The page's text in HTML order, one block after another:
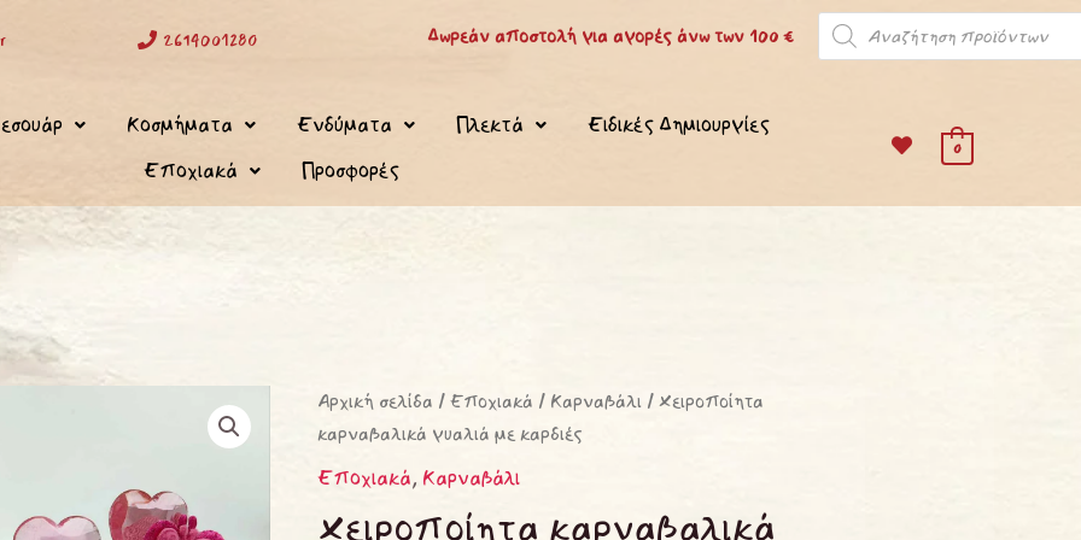
2614001280 Δωρεάν αποστολή για αγορές άνω των 100 €
Products
search
Κοσμήματα Ενδύματα Πλεκτά
Ειδικές Δημιουργίες
Εποχιακά
Προσφορές
0
Αρχική σελίδα /Εποχιακά / Καρναβάλι / Χειροποίητα
καρναβαλικά γυαλιά με καρδιές
Εποχιακά, Καρναβάλι
Χειροποίητα
καρναβαλικά
γυαλιά